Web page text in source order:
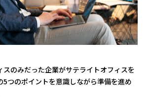
スのみだった企業がサテライトオフィスを
5つのポイントを意識しながら準備を進め